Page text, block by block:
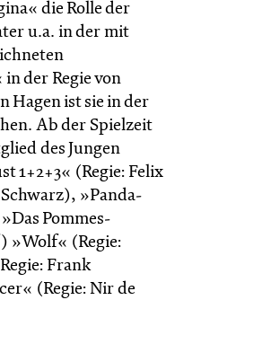
die Rolle der
u.a. in der mit
der Regie von
Hagen ist sie in der
Ab der Spielzeit
des Jungen
1+2+3« (Regie: Felix
»Panda-
Pommes-
»Wolf« (Regie:
Frank
(Regie: Nir de